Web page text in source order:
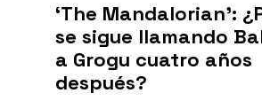
‘The Mandalorian':
se sigue llamando
a Grogu cuatro años
después?